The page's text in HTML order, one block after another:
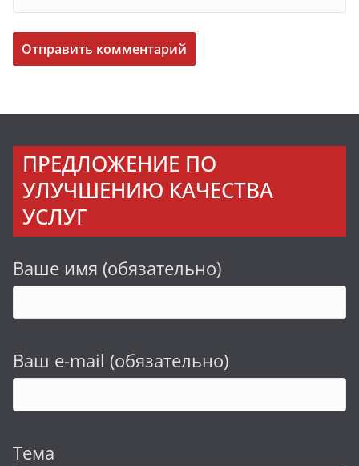
ПРЕДЛОЖЕНИЕ ПО
УЛУЧШЕНИЮ КАЧЕСТВА
УСЛУГ
Ваше имя (обязательно)
Ваш e-mail (обязательно)
Тема